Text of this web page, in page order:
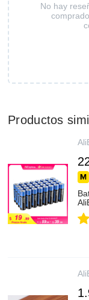
No hay
Productos